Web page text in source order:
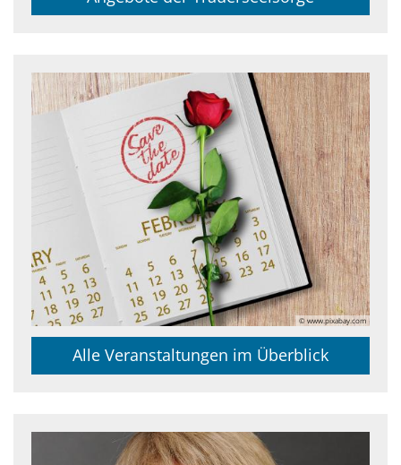
© www.pixabay.com
Alle Veranstaltungen im Überblick